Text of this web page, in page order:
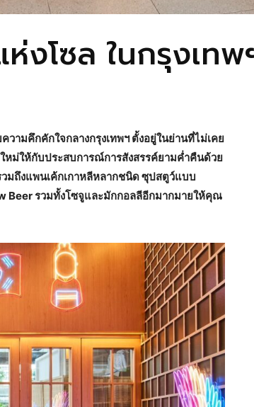
งโซล ในกรุงเทพ
มคึกคักใจกลางกรุงเทพฯ ตั้งอยู่ในย่านที่ไม่เคย
หม่ให้กับประสบการณ์การสังสรรค์ยามค่ำคืนด้วย
วมถึงแพนเค้กเกาหลีหลากชนิด ซุปสตูว์แบบ
Beerรวมทั้งโซจูและมักกอลลีอีกมากมายให้คุณ